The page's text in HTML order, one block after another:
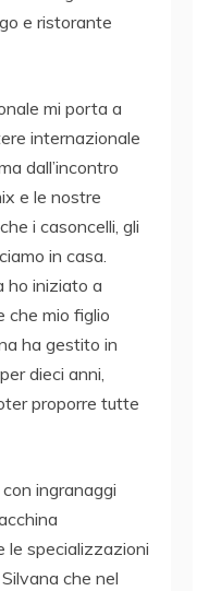
e ristorante
mi porta a
internazionale
dall’incontro
e le nostre
i casoncelli, gli
in casa.
ho iniziato a
che mio figlio
ha gestito in
dieci anni,
proporre tutte
ingranaggi
le specializzazioni
che nel